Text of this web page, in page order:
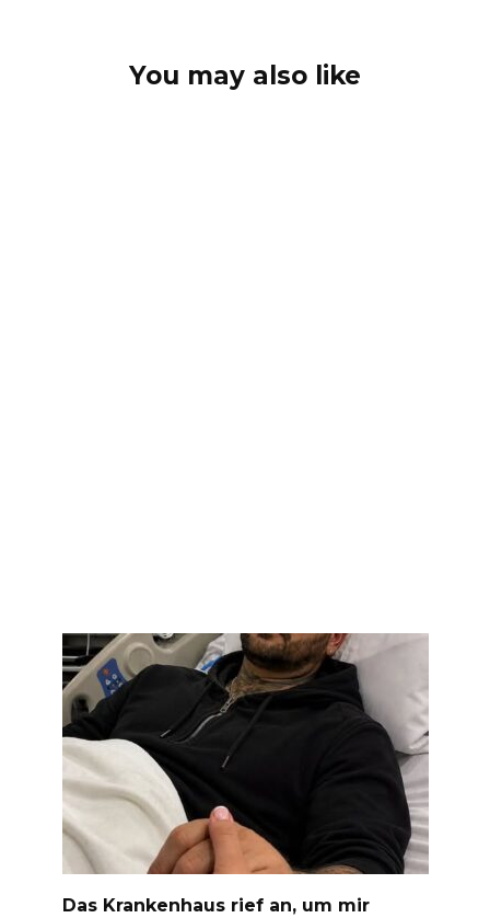
You may also like
Das Krankenhaus rief an, um mir